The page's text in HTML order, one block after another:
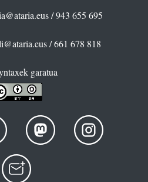
/ 943 655 695
/ 661 678 818
garatua